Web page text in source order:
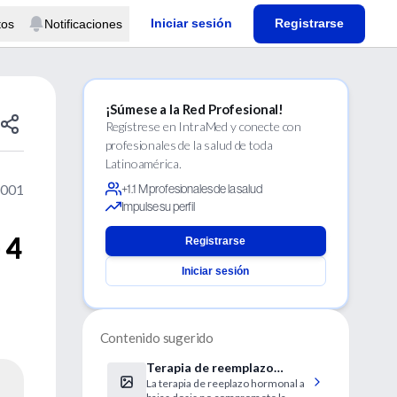
Notificaciones Iniciar sesión Registrarse
¡Súmese a la Red Profesional!
Regístrese en IntraMed y conecte con
profesionales de la salud de toda
Latinoamérica.
+1.1 M profesionales de la salud
Impulse su perfil
Registrarse
Iniciar sesión
Contenido sugerido
Terapia de reemplazo
hormonal a bajas dosis
La terapia de reeplazo hormonal a